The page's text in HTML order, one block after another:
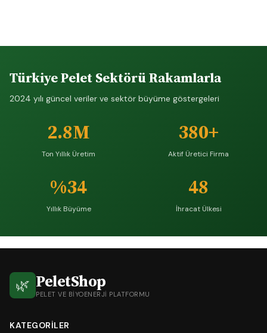
Türkiye Pelet Sektörü Rakamlarla
2024 yılı güncel veriler ve sektör büyüme göstergeleri
2.8M
Ton Yıllık Üretim
380+
Aktif Üretici Firma
%34
Yıllık Büyüme
48
İhracat Ülkesi
🌿 PeletShop
PELET VE BIYOENERJI PLATFORMU
KATEGORILER